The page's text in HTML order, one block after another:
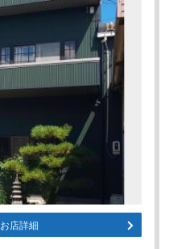
お店詳細